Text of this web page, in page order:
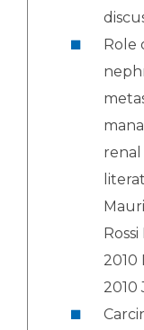
Role
renal
2010
2010